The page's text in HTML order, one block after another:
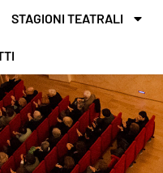
STAGIONI TEATRALI